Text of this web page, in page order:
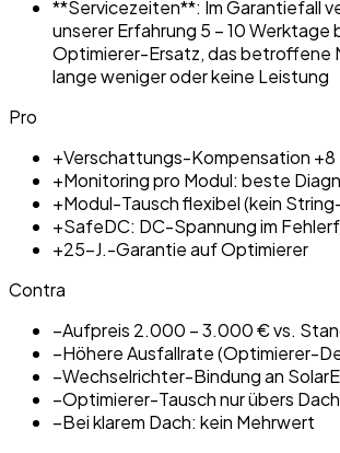
**Servicezeiten**: Im Garantiefall
unserer Erfahrung 5 – 10 Werktage
Optimierer-Ersatz, das betroffene
lange weniger oder keine Leistung
Pro
+Verschattungs-Kompensation +8
+Monitoring pro Modul: beste
+Modul-Tausch flexibel (kein
+SafeDC: DC-Spannung im
+25-J.-Garantie auf Optimierer
Contra
−Aufpreis 2.000 – 3.000 € vs.
−Höhere Ausfallrate (Optimierer-
−Wechselrichter-Bindung an
−Optimierer-Tausch nur übers Dach
−Bei klarem Dach: kein Mehrwert